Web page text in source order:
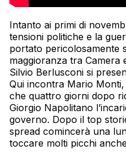
Intanto ai primi di
tensioni politiche e la
portato pericolosamente
maggioranza tra Camera
Silvio Berlusconi si
Qui incontra Mario
che quattro giorni dopo
Giorgio Napolitano
governo. Dopo il top
spread comincerà una
toccare molti picchi